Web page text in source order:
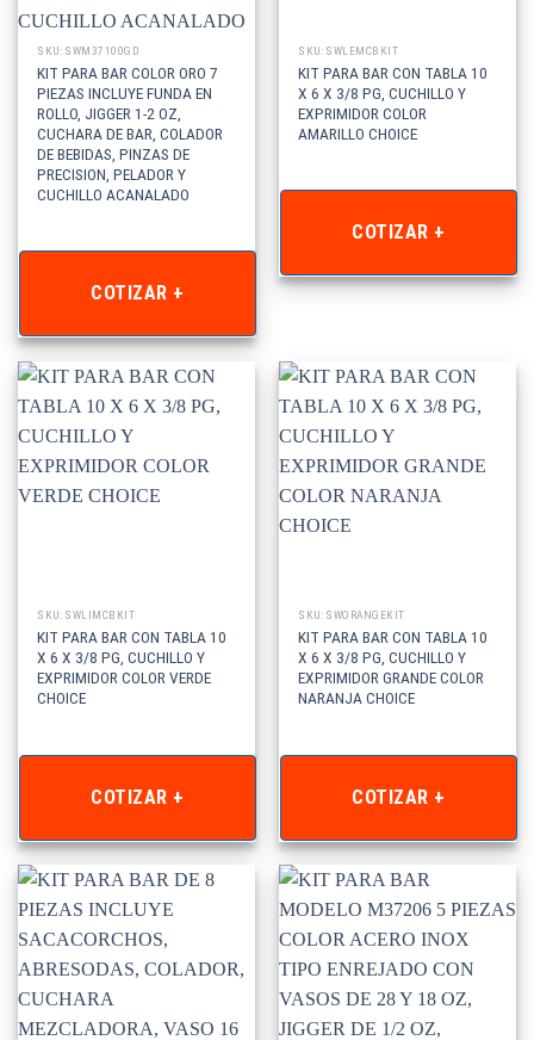
SKU: SWM37100GD
KIT PARA BAR COLOR ORO 7
PIEZAS INCLUYE FUNDA EN
ROLLO, JIGGER 1-2 OZ,
CUCHARA DE BAR, COLADOR
DE BEBIDAS, PINZAS DE
PRECISION, PELADOR Y
CUCHILLO ACANALADO
COTIZAR +
SKU: SWLEMCBKIT
KIT PARA BAR CON TABLA 10
X 6 X 3/8 PG, CUCHILLO Y
EXPRIMIDOR COLOR
AMARILLO CHOICE
COTIZAR +
SKU: SWLIMCBKIT
KIT PARA BAR CON TABLA 10
X 6 X 3/8 PG, CUCHILLO Y
EXPRIMIDOR COLOR VERDE
CHOICE
COTIZAR +
SKU: SWORANGEKIT
KIT PARA BAR CON TABLA 10
X 6 X 3/8 PG, CUCHILLO Y
EXPRIMIDOR GRANDE COLOR
NARANJA CHOICE
COTIZAR +